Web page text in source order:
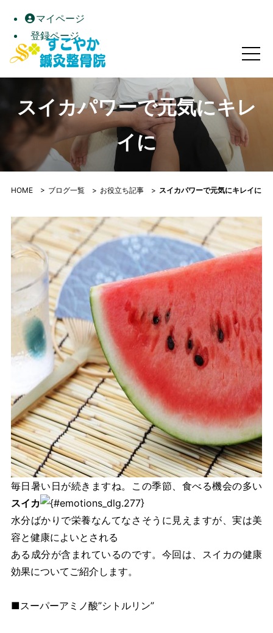
マイページ
登録ページ
スイカパワーで元気にキレイに｜すこやか鍼灸整骨院｜高
スイカパワーで元気にキレ
イに
HOME> ブログ一覧> お役立ち記事> スイカパワーで元気にキレイに
毎日暑い日が続きますね。この季節、食べる機会の多い
スイカ
水分ばかりで栄養なんてなさそうに見えますが、実は美
容と健康によいとされる
ある成分が含まれているのです。今回は、スイカの健康
効果についてご紹介します。
■スーパーアミノ酸”シトルリン”